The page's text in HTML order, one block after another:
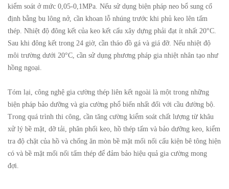
kiểm soát ở mức 0,05-0,1MPa. Nếu sử dụng biện pháp neo bổ sung cố
định bằng bu lông nở, cần khoan lỗ nhúng trước khi phủ keo lên tấm
thép. Nhiệt độ đông kết của keo kết cấu xây dựng phải đạt ít nhất 20°C.
Sau khi đông kết trong 24 giờ, cần tháo đồ gá và giá đỡ. Nếu nhiệt độ
môi trường dưới 20°C, cần sử dụng phương pháp gia nhiệt nhân tạo như
hồng ngoại.
Tóm lại, công nghệ gia cường thép liên kết ngoài là một trong những
biện pháp bảo dưỡng và gia cường phổ biến nhất đối với cầu đường bộ.
Trong quá trình thi công, cần tăng cường kiểm soát chất lượng từ khâu
xử lý bề mặt, dỡ tải, phân phối keo, hồ thép tấm và bảo dưỡng keo, kiểm
tra độ chặt của hồ và chống ăn mòn bề mặt mối nối cấu kiện bê tông hiện
có và bề mặt mối nối tấm thép để đảm bảo hiệu quả gia cường mong
đợi.